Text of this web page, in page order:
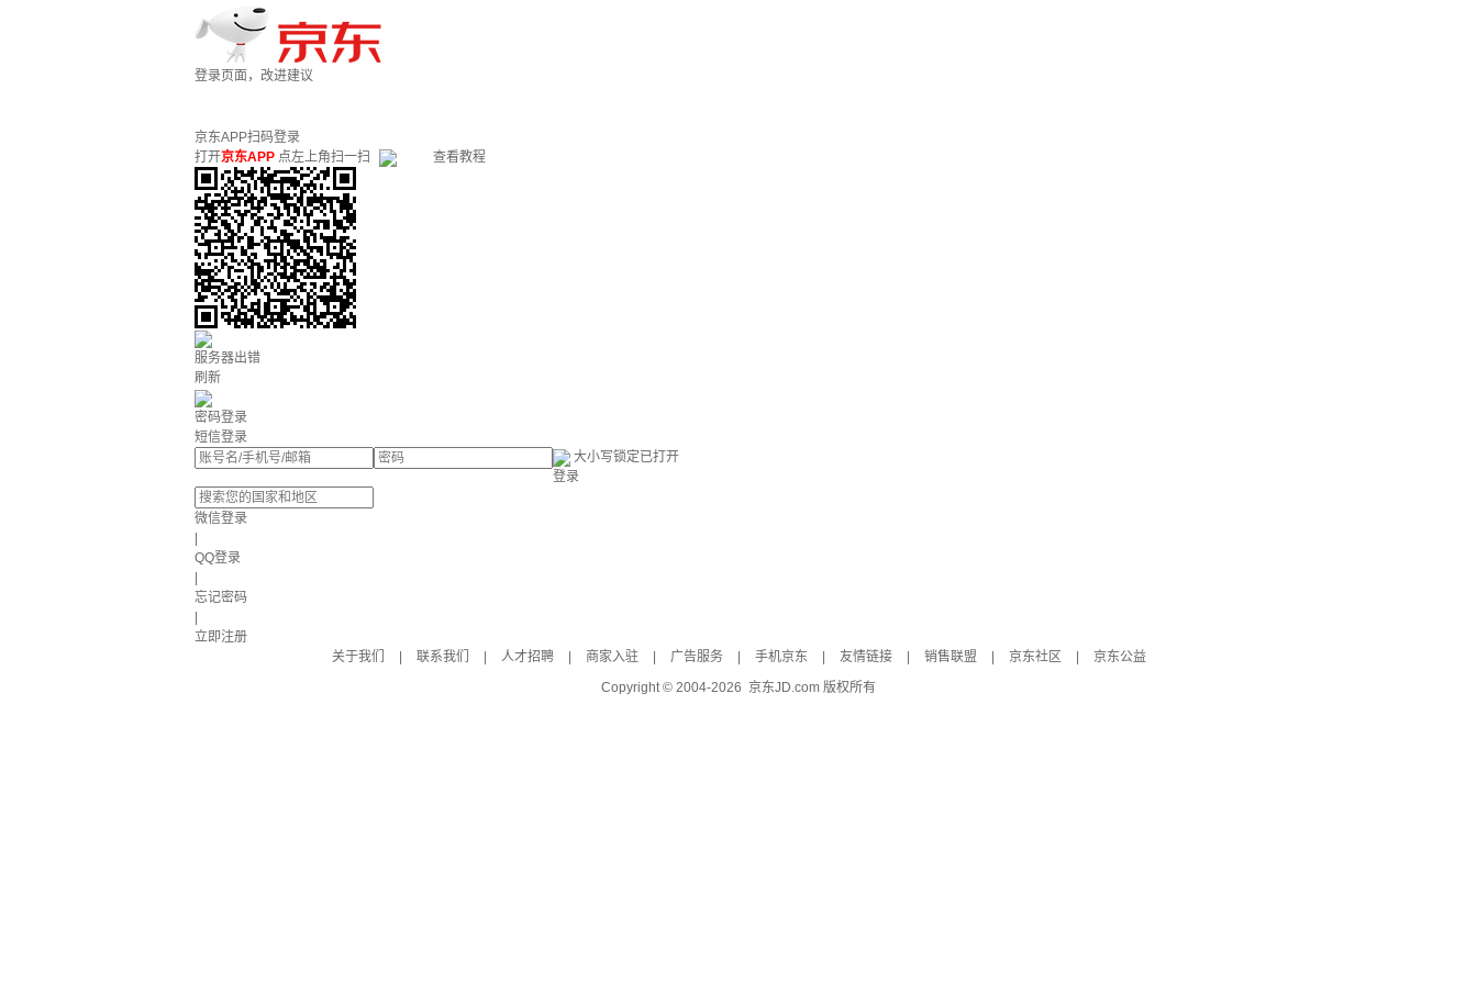
登录页面，改进建议
京东APP扫码登录
打开京东APP 点左上角扫一扫 查看教程
服务器出错
刷新
密码登录
短信登录
大小写锁定已打开
登录
微信登录
QQ登录
忘记密码
立即注册
关于我们
联系我们 人才招聘 商家入驻 广告服务 手机京东 友情链接 销售联盟 京东社区
京东公益
Copyright © 2004-2026 京东JD.com 版权所有